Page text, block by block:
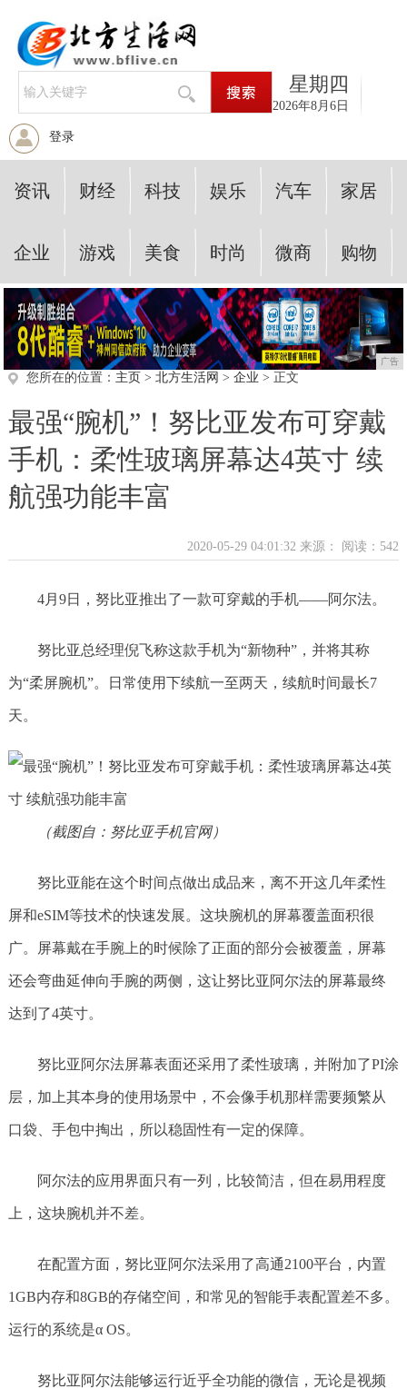
星期四
2026年8月6日
登录
资讯 财经 科技 娱乐 汽车 家居
企业 游戏 美食 时尚 微商 购物
广告
您所在的位置： 主页 > 北方生活网 > 企业 > 正文
最强“腕机”！努比亚发布可穿戴
手机：柔性玻璃屏幕达4英寸 续
航强功能丰富
2020-05-29 04:01:32 来源： 阅读：542
4月9日，努比亚推出了一款可穿戴的手机——阿尔法。
努比亚总经理倪飞称这款手机为“新物种”，并将其称
为“柔屏腕机”。日常使用下续航一至两天，续航时间最长7
天。
（截图自：努比亚手机官网）
努比亚能在这个时间点做出成品来，离不开这几年柔性
屏和eSIM等技术的快速发展。这块腕机的屏幕覆盖面积很
广。屏幕戴在手腕上的时候除了正面的部分会被覆盖，屏幕
还会弯曲延伸向手腕的两侧，这让努比亚阿尔法的屏幕最终
达到了4英寸。
努比亚阿尔法屏幕表面还采用了柔性玻璃，并附加了PI涂
层，加上其本身的使用场景中，不会像手机那样需要频繁从
口袋、手包中掏出，所以稳固性有一定的保障。
阿尔法的应用界面只有一列，比较简洁，但在易用程度
上，这块腕机并不差。
在配置方面，努比亚阿尔法采用了高通2100平台，内置
1GB内存和8GB的存储空间，和常见的智能手表配置差不多。
运行的系统是α OS。
努比亚阿尔法能够运行近乎全功能的微信，无论是视频